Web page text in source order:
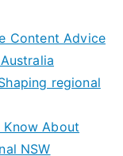
Content Advice
regional
Know About
NSW